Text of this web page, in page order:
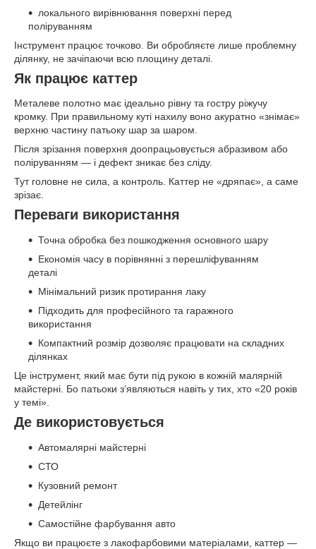
локального вирівнювання поверхні перед
поліруванням
Інструмент працює точково. Ви обробляєте лише проблемну
ділянку, не зачіпаючи всю площину деталі.
Як працює каттер
Металеве полотно має ідеально рівну та гостру ріжучу
кромку. При правильному куті нахилу воно акуратно «знімає»
верхню частину патьоку шар за шаром.
Після зрізання поверхня доопрацьовується абразивом або
поліруванням — і дефект зникає без сліду.
Тут головне не сила, а контроль. Каттер не «дряпає», а саме
зрізає.
Переваги використання
Точна обробка без пошкодження основного шару
Економія часу в порівнянні з перешліфуванням
деталі
Мінімальний ризик протирання лаку
Підходить для професійного та гаражного
використання
Компактний розмір дозволяє працювати на складних
ділянках
Це інструмент, який має бути під рукою в кожній малярній
майстерні. Бо патьоки з’являються навіть у тих, хто «20 років
у темі».
Де використовується
Автомалярні майстерні
СТО
Кузовний ремонт
Детейлінг
Самостійне фарбування авто
Якщо ви працюєте з лакофарбовими матеріалами, каттер —